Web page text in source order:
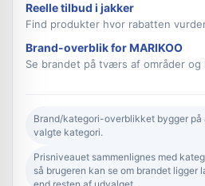
Reelle tilbud i jakker
Find produkter hvor rabatten
Brand-overblik for MARIKOO
Se brandet på tværs af områder og
Brand/kategori-overblikket bygger på
valgte kategori.
Prisniveauet sammenlignes med
så brugeren kan se om brandet ligger